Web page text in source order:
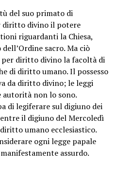
del suo primato di
diritto divino il potere
riguardanti la Chiesa,
sacro. Ma ciò
per diritto divino la facoltà di
di diritto umano. Il possesso
da diritto divino; le leggi
non lo sono.
di legiferare sul digiuno dei
il digiuno del Mercoledì
umano ecclesiastico.
ogni legge papale
assurdo.